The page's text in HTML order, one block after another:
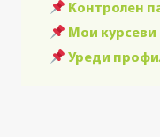
Контролен
Мои курсеви
Уреди